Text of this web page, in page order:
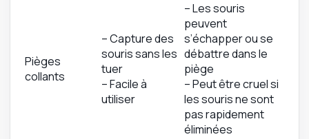
Pièges
collants
– Capture des
souris sans les
tuer
– Facile à
utiliser
– Les souris
peuvent
s’échapper ou se
débattre dans le
piège
– Peut être cruel si
les souris ne sont
pas rapidement
éliminées